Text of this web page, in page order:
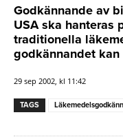
Godkännande av
USA ska hanteras
traditionella
godkännandet kan
29 sep 2002, kl 11:42
TAGS